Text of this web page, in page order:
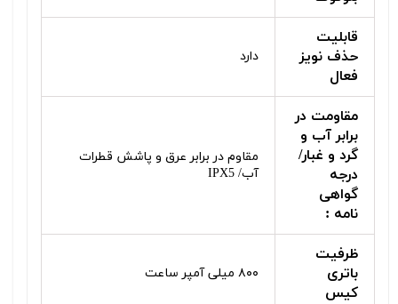
قابلیت
حذف نویز
فعال
دارد
مقاومت در
برابر آب و
گرد و غبار/
درجه
گواهی‌
نامه :
مقاوم در برابر عرق و پاشش قطرات
آب/ IPX5
ظرفیت
باتری
کیس
۸۰۰ میلی آمپر ساعت